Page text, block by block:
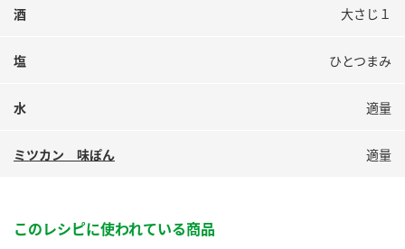
業務用サイト 製造所固有記号一覧
酒 大さじ１
塩 ひとつまみ
水 適量
ミツカン 味ぽん 適量
このレシピに使われている商品